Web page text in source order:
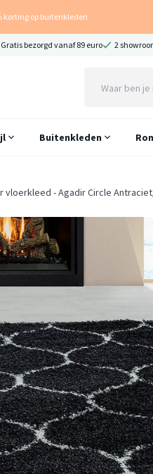
korting op buitenkleden
Gratis bezorgd vanaf 89 euro 2
Buitenkleden
vloerkleed - Agadir Circle